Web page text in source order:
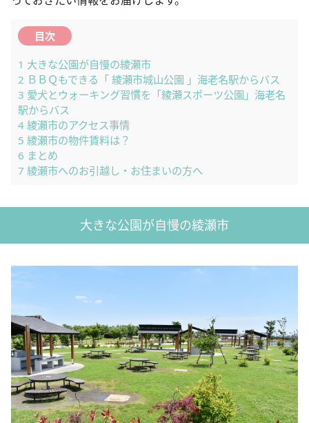
目次
1 大きな公園が自慢の綾瀬市
2 ＢＢＱもできる「 綾瀬市城山公園 」海老名駅からバス
3 愛犬とウォーキング習慣を「綾瀬スポーツ公園」海老名
駅からバス
4 綾瀬市のアクセス事情
5 綾瀬市の物件賃料は？
6 まとめ
7 綾瀬市へのお引越し・お住まいの方へ
大きな公園が自慢の綾瀬市